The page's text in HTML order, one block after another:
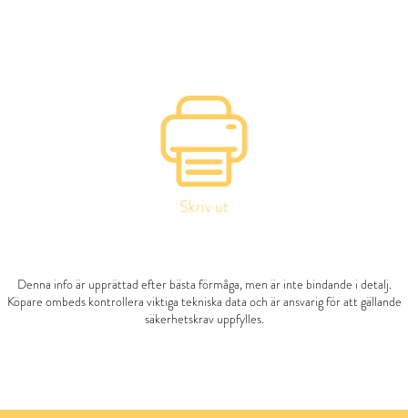
Skriv ut
Denna info är upprättad efter bästa förmåga, men är inte bindande i detalj.
Köpare ombeds kontrollera viktiga tekniska data och är ansvarig för att gällande
säkerhetskrav uppfylles.